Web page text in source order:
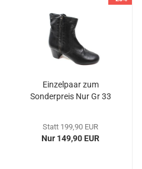
Einzelpaar zum
Sonderpreis Nur Gr 33
Statt 199,90 EUR
Nur 149,90 EUR